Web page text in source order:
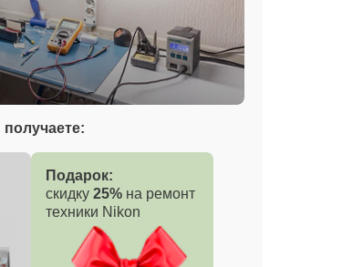
Подарок:
скидку 25% на ремонт
техники Nikon